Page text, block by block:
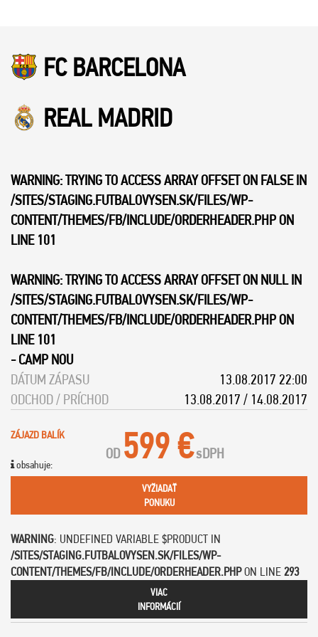
FC BARCELONA
REAL MADRID
WARNING: TRYING TO ACCESS ARRAY OFFSET ON FALSE IN
/SITES/STAGING.FUTBALOVYSEN.SK/FILES/WP-
CONTENT/THEMES/FB/INCLUDE/ORDERHEADER.PHPON
LINE 101
WARNING: TRYING TO ACCESS ARRAY OFFSET ON NULL IN
/SITES/STAGING.FUTBALOVYSEN.SK/FILES/WP-
CONTENT/THEMES/FB/INCLUDE/ORDERHEADER.PHPON
LINE 101
-CAMP NOU
DÁTUM ZÁPASU
13.08.2017 22:00
ODCHOD / PRÍCHOD
13.08.2017 / 14.08.2017
ZÁJAZD BALÍK
obsahuje:
OD 599 €sDPH
VYŽIADAŤ
PONUKU
WARNING: UNDEFINED VARIABLE $PRODUCT IN
/SITES/STAGING.FUTBALOVYSEN.SK/FILES/WP-
CONTENT/THEMES/FB/INCLUDE/ORDERHEADER.PHPON LINE 293
VIAC
INFORMÁCIÍ